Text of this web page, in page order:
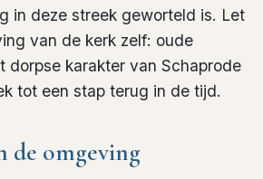
in deze streek geworteld is. Let
van de kerk zelf: oude
dorpse karakter van Schaprode
tot een stap terug in de tijd.
de omgeving